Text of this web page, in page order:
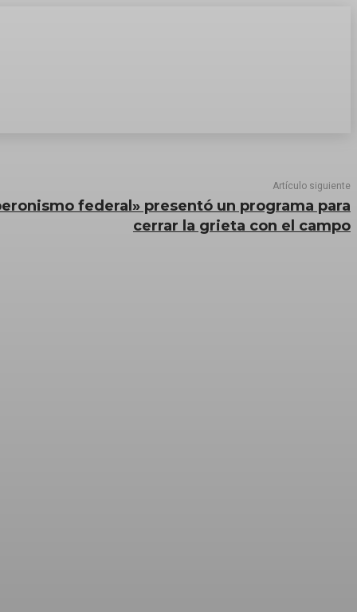
Artículo siguiente
federal» presentó un programa para
cerrar la grieta con el campo